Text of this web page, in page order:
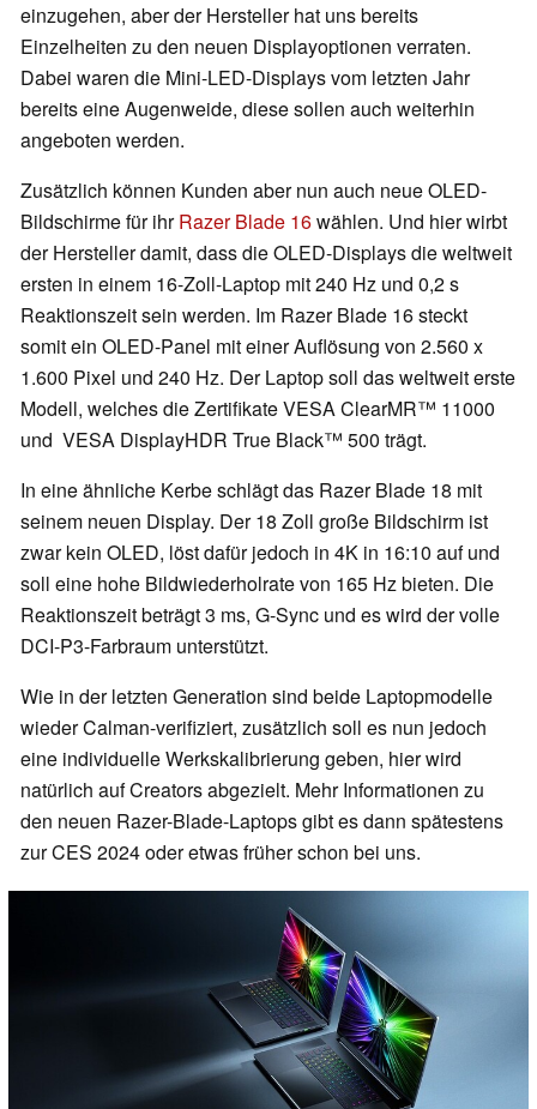
einzugehen, aber der Hersteller hat uns bereits
Einzelheiten zu den neuen Displayoptionen verraten.
Dabei waren die Mini-LED-Displays vom letzten Jahr
bereits eine Augenweide, diese sollen auch weiterhin
angeboten werden.
Zusätzlich können Kunden aber nun auch neue OLED-
Bildschirme für ihrRazer Blade 16wählen. Und hier wirbt
der Hersteller damit, dass die OLED-Displays die weltweit
ersten in einem 16-Zoll-Laptop mit 240 Hz und 0,2 s
Reaktionszeit sein werden. Im Razer Blade 16 steckt
somit ein OLED-Panel mit einer Auflösung von 2.560 x
1.600 Pixel und 240 Hz. Der Laptop soll das weltweit erste
Modell, welches die Zertifikate VESA ClearMR™ 11000
und VESA DisplayHDR True Black™ 500 trägt.
In eine ähnliche Kerbe schlägt das Razer Blade 18 mit
seinem neuen Display. Der 18 Zoll große Bildschirm ist
zwar kein OLED, löst dafür jedoch in 4K in 16:10 auf und
soll eine hohe Bildwiederholrate von 165 Hz bieten. Die
Reaktionszeit beträgt 3 ms, G-Sync und es wird der volle
DCI-P3-Farbraum unterstützt.
Wie in der letzten Generation sind beide Laptopmodelle
wieder Calman-verifiziert, zusätzlich soll es nun jedoch
eine individuelle Werkskalibrierung geben, hier wird
natürlich auf Creators abgezielt. Mehr Informationen zu
den neuen Razer-Blade-Laptops gibt es dann spätestens
zur CES 2024 oder etwas früher schon bei uns.